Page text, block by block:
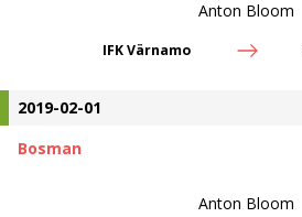
Anton Bloom
IFK Värnamo
2019-02-01
Bosman
Anton Bloom